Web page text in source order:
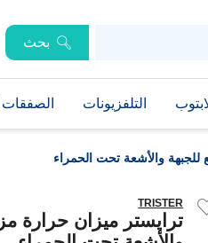
بحث
التلفزيونات
والأشعة تحت الحمراء
TRISTER
ترايستر ميزان حرارة